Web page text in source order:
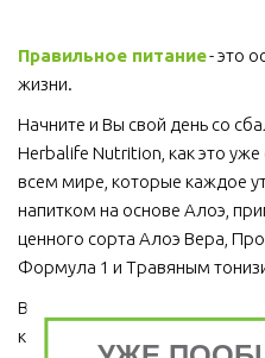
Правильное питание - это
жизни.
Начните и Вы свой день со
Herbalife Nutrition, как это
всем мире, которые каждое
напитком на основе Алоэ,
ценного сорта Алоэ Вера,
Формула 1 и Травяным
Ведь завтрак является
коем случае пропускать